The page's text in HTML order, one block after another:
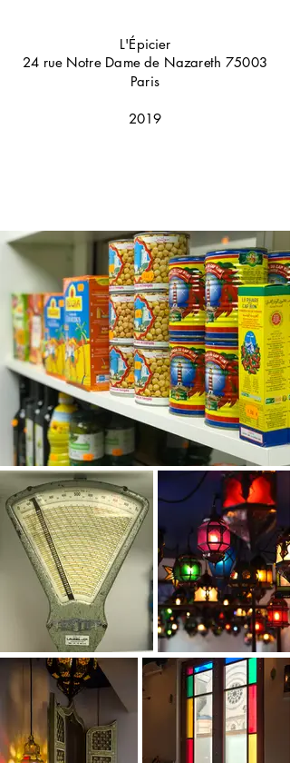
L'Épicier
24 rue Notre Dame de Nazareth 75003
Paris
2019